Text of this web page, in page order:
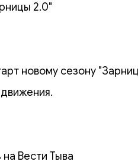
2.0"
новому сезону
Вести Тыва